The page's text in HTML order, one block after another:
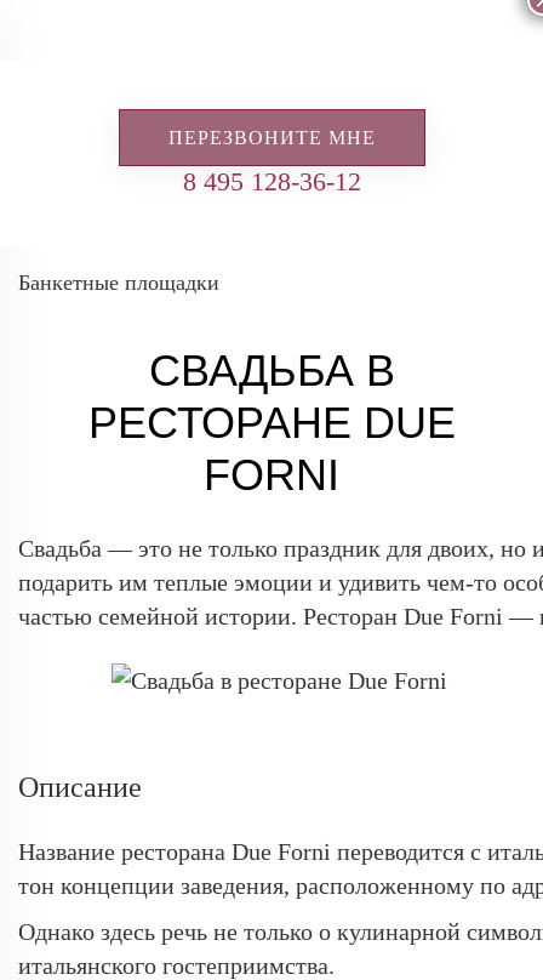
ПЕРЕЗВОНИТЕ МНЕ
8 495 128-36-12
Банкетные площадки
СВАДЬБА В
РЕСТОРАНЕ DUE
FORNI
Свадьба — это не только праздник для двоих, но
подарить им теплые эмоции и удивить чем-то
частью семейной истории. Ресторан Due Forni —
Описание
Название ресторана Due Forni переводится с
тон концепции заведения, расположенному по
Однако здесь речь не только о кулинарной
итальянского гостеприимства.